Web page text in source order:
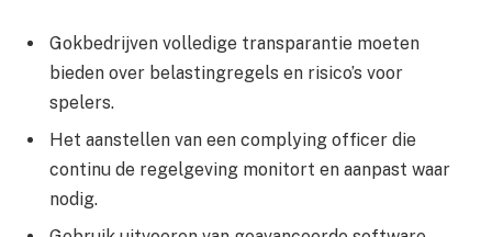
Gokbedrijven volledige transparantie moeten
bieden over belastingregels en risico’s voor
spelers.
Het aanstellen van een complying officer die
continu de regelgeving monitort en aanpast waar
nodig.